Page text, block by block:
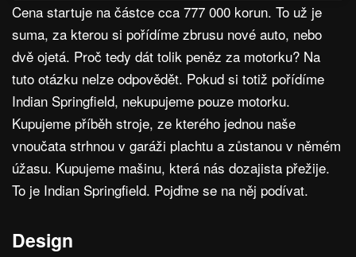
Cena startuje na částce cca 777 000 korun. To už je
suma, za kterou si pořídíme zbrusu nové auto, nebo
dvě ojetá. Proč tedy dát tolik peněz za motorku? Na
tuto otázku nelze odpovědět. Pokud si totiž pořídíme
Indian Springfield, nekupujeme pouze motorku.
Kupujeme příběh stroje, ze kterého jednou naše
vnoučata strhnou v garáži plachtu a zůstanou v němém
úžasu. Kupujeme mašinu, která nás dozajista přežije.
To je Indian Springfield. Pojďme se na něj podívat.
Design